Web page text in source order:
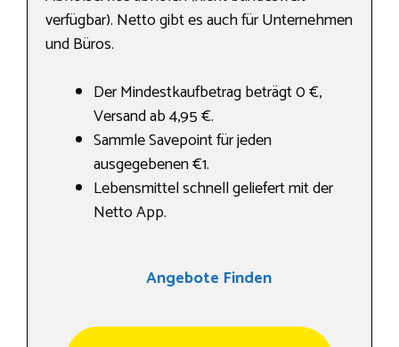
verfügbar). Netto gibt es auch für Unternehmen
und Büros.
Der Mindestkaufbetrag beträgt 0 €,
Versand ab 4,95 €.
Sammle Savepoint für jeden
ausgegebenen €1.
Lebensmittel schnell geliefert mit der
Netto App.
Angebote Finden